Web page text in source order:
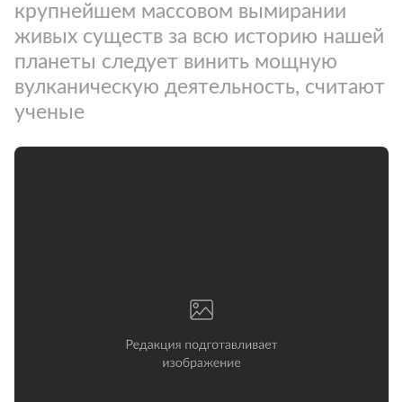
крупнейшем массовом вымирании
живых существ за всю историю нашей
планеты следует винить мощную
вулканическую деятельность, считают
ученые